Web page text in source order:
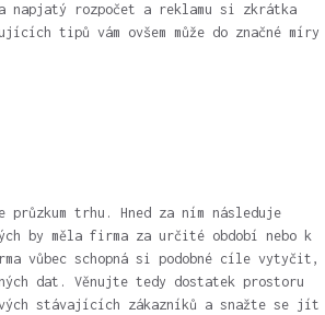
napjatý rozpočet a reklamu si zkrátka
tipů vám ovšem může do značné míry
trhu. Hned za ním následuje
by měla firma za určité období nebo k
vůbec schopná si podobné cíle vytyčit,
dat. Věnujte tedy dostatek prostoru
stávajících zákazníků a snažte se jít